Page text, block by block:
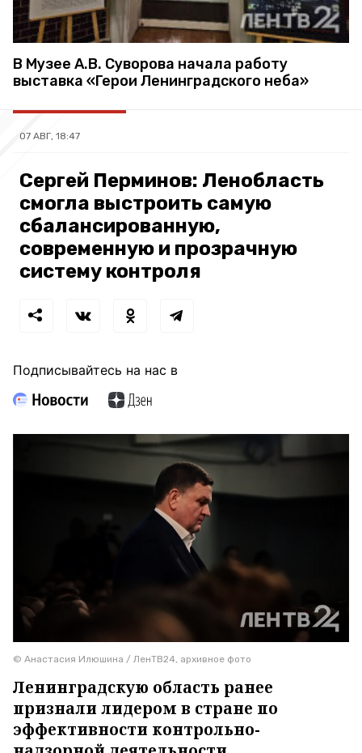
В Музее А.В. Суворова начала работу
выставка «Герои Ленинградского неба»
07 АВГ, 18:47
Сергей Перминов: Ленобласть
смогла выстроить самую
сбалансированную,
современную и прозрачную
систему контроля
Подписывайтесь на нас в
© Анастасия Илюшина / ЛенТВ24, архивное фото
Ленинградскую область ранее
признали лидером в стране по
эффективности контрольно-